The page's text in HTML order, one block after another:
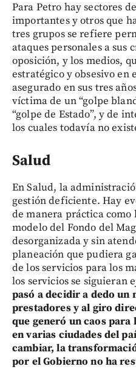
Para Petro hay sectores
importantes y otros que
tres grupos se refiere
ataques personales a sus
oposición, y los medios,
estratégico y obsesivo en
asegurado en sus tres
víctima de un “golpe
“golpe de Estado”, y de
los cuales todavía no
Salud
En Salud, la
gestión deficiente. Hay
de manera práctica
modelo del Fondo del
desorganizada y sin
planeación que pudiera
de los servicios para los
los servicios se siguieran
pasó a decidir a dedo un
prestadores y al giro
que generó un caos
en varias ciudades del
cambiar, la
por el Gobierno no ha